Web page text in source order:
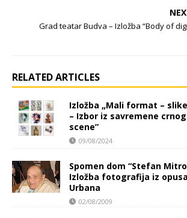
Grad teatar Budva – Izložba “Body of
RELATED ARTICLES
Izložba „Mali format –
– Izbor iz savremene
scene”
09/08/2024
Spomen dom “Stefan
Izložba fotografija iz
Urbana
02/08/2009